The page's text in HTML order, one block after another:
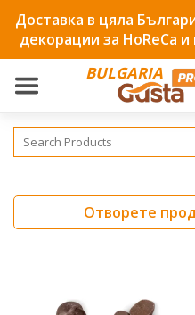
Доставка в цяла
декорации за HoReCa
BULGARIA
Отворете